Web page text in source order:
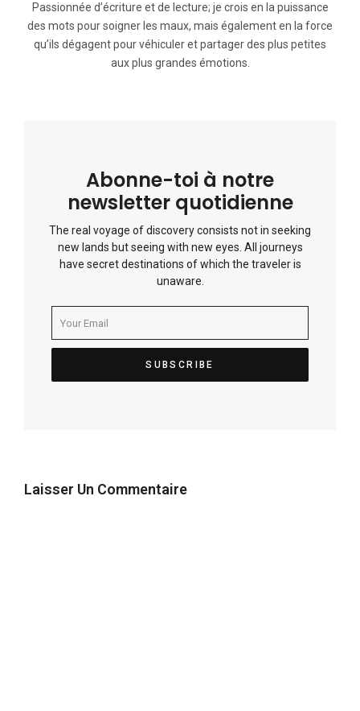
Passionnée d’écriture et de lecture; je crois en la puissance
des mots pour soigner les maux, mais également en la force
qu’ils dégagent pour véhiculer et partager des plus petites
aux plus grandes émotions.
Abonne-toi à notre
newsletter quotidienne
The real voyage of discovery consists not in seeking
new lands but seeing with new eyes. All journeys
have secret destinations of which the traveler is
unaware.
Laisser Un Commentaire